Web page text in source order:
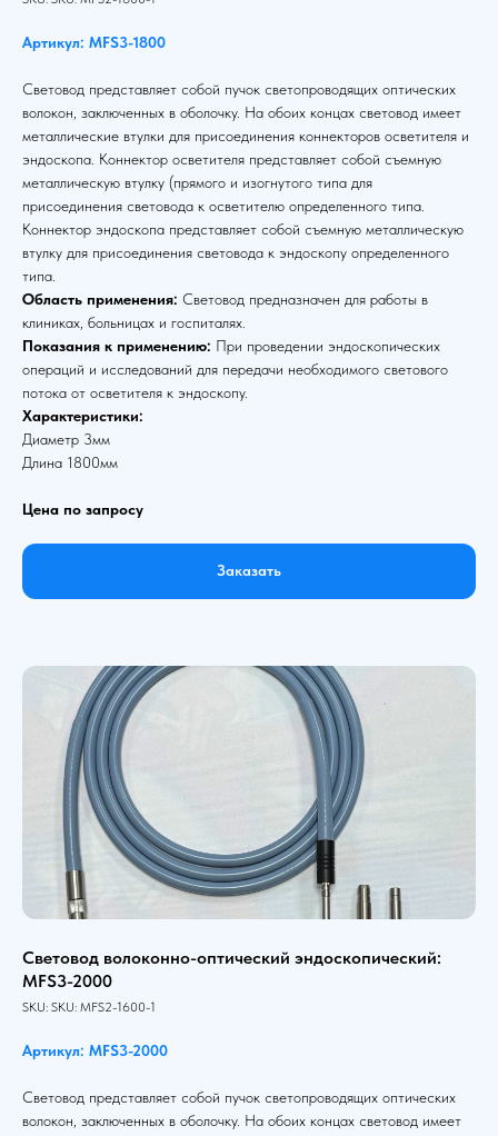
Артикул: MFS3-1800
Световод представляет собой пучок светопроводящих оптических
волокон, заключенных в оболочку. На обоих концах световод имеет
металлические втулки для присоединения коннекторов осветителя и
эндоскопа. Коннектор осветителя представляет собой съемную
металлическую втулку (прямого и изогнутого типа для
присоединения световода к осветителю определенного типа.
Коннектор эндоскопа представляет собой съемную металлическую
втулку для присоединения световода к эндоскопу определенного
типа.
Область применения: Световод предназначен для работы в
клиниках, больницах и госпиталях.
Показания к применению: При проведении эндоскопических
операций и исследований для передачи необходимого светового
потока от осветителя к эндоскопу.
Характеристики:
Диаметр 3мм
Длина 1800мм
Цена по запросу
Заказать
Световод волоконно-оптический эндоскопический:
MFS3-2000
SKU: SKU: MFS2-1600-1
Артикул: MFS3-2000
Световод представляет собой пучок светопроводящих оптических
волокон, заключенных в оболочку. На обоих концах световод имеет